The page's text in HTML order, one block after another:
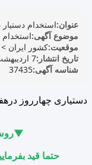
عنوان:استخدام
موضوع آگهی:استخدام
موقعیت:کشور ایران >
تاریخ انتشار:7 اردیبهشت 1405
شناسه آگهی:37435
دستیاری چهارروز درهفته 3
حتما قید